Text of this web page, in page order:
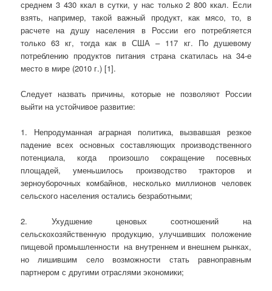
среднем 3 430 ккал в сутки, у нас только 2 800 ккал. Если
взять, например, такой важный продукт, как мясо, то, в
расчете на душу населения в России его потребляется
только 63 кг, тогда как в США – 117 кг. По душевому
потреблению продуктов питания страна скатилась на 34-е
место в мире (2010 г.) [1].
Следует назвать причины, которые не позволяют России
выйти на устойчивое развитие:
1. Непродуманная аграрная политика, вызвавшая резкое
падение всех основных составляющих производственного
потенциала, когда произошло сокращение посевных
площадей, уменьшилось производство тракторов и
зерноуборочных комбайнов, несколько миллионов человек
сельского населения остались безработными;
2. Ухудшение ценовых соотношений на
сельскохозяйственную продукцию, улучшивших положение
пищевой промышленности на внутреннем и внешнем рынках,
но лишившим село возможности стать равноправным
партнером с другими отраслями экономики;